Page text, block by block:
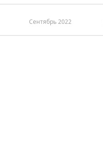
Сентябрь 2022